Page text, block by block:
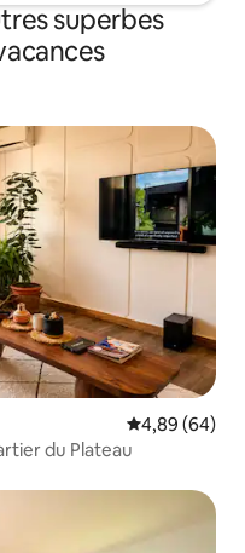
superbes
Évaluation
4,89 (64)
du Plateau